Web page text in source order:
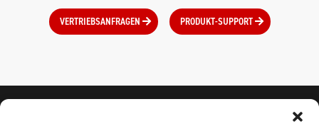
VERTRIEBSANFRAGEN PRODUKT-SUPPORT